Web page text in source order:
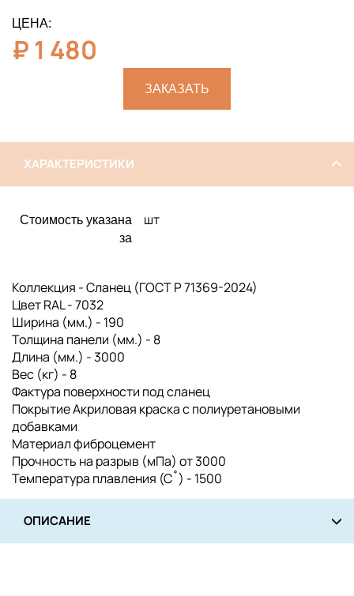
ЦЕНА:
₽ 1 480
ЗАКАЗАТЬ
ХАРАКТЕРИСТИКИ
Стоимость указана
за
шт
Коллекция - Сланец (ГОСТ Р 71369-2024)
Цвет RAL - 7032
Ширина (мм.) - 190
Толщина панели (мм.) - 8
Длина (мм.) - 3000
Вес (кг) - 8
Фактура поверхности под сланец
Покрытие Акриловая краска с полиуретановыми
добавками
Материал фиброцемент
Прочность на разрыв (мПа) от 3000
Температура плавления (С˚) - 1500
ОПИСАНИЕ